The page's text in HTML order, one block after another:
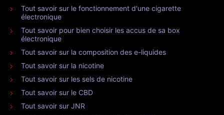
Tout savoir sur le fonctionnement d'une cigarette
électronique
Tout savoir pour bien choisir les accus de sa box
électronique
Tout savoir sur la composition des e-liquides
Tout savoir sur la nicotine
Tout savoir sur les sels de nicotine
Tout savoir sur le CBD
Tout savoir sur JNR